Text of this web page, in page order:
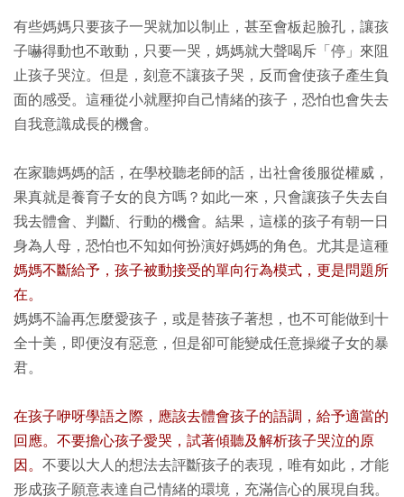
有些媽媽只要孩子一哭就加以制止，甚至會板起臉孔，讓孩
子嚇得動也不敢動，只要一哭，媽媽就大聲喝斥「停」來阻
止孩子哭泣。但是，刻意不讓孩子哭，反而會使孩子產生負
面的感受。這種從小就壓抑自己情緒的孩子，恐怕也會失去
自我意識成長的機會。
在家聽媽媽的話，在學校聽老師的話，出社會後服從權威，
果真就是養育子女的良方嗎？如此一來，只會讓孩子失去自
我去體會、判斷、行動的機會。結果，這樣的孩子有朝一日
身為人母，恐怕也不知如何扮演好媽媽的角色。尤其是這種
媽媽不斷給予，孩子被動接受的單向行為模式，更是問題所
在。
媽媽不論再怎麼愛孩子，或是替孩子著想，也不可能做到十
全十美，即便沒有惡意，但是卻可能變成任意操縱子女的暴
君。
在孩子咿呀學語之際，應該去體會孩子的語調，給予適當的
回應。不要擔心孩子愛哭，試著傾聽及解析孩子哭泣的原
因。 不要以大人的想法去評斷孩子的表現，唯有如此，才能
形成孩子願意表達自己情緒的環境，充滿信心的展現自我。